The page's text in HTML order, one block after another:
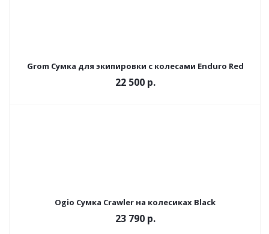
Grom Сумка для экипировки с колесами Enduro Red
22 500 р.
Ogio Сумка Сrawler на колесиках Black
23 790 р.